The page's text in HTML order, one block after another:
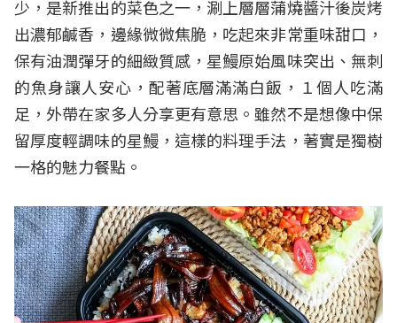
少，是新推出的菜色之一，涮上層層蒲燒醬汁後炭烤
出濃郁鹹香，邊緣微微焦脆，吃起來非常重味甜口，
保有油潤彈牙的細緻質感，星鰻原始風味突出、無刺
的魚身讓人安心，配著底層滿滿白飯，１個人吃滿
足，外帶在家多人分享更有意思。雖然不是想像中保
留厚度輕調味的星鰻，這樣的料理手法，著實是獨樹
一格的魅力餐點。